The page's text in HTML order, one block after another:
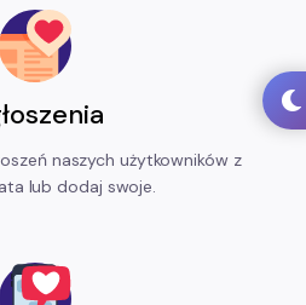
naszych użytkowników z
lub dodaj swoje.